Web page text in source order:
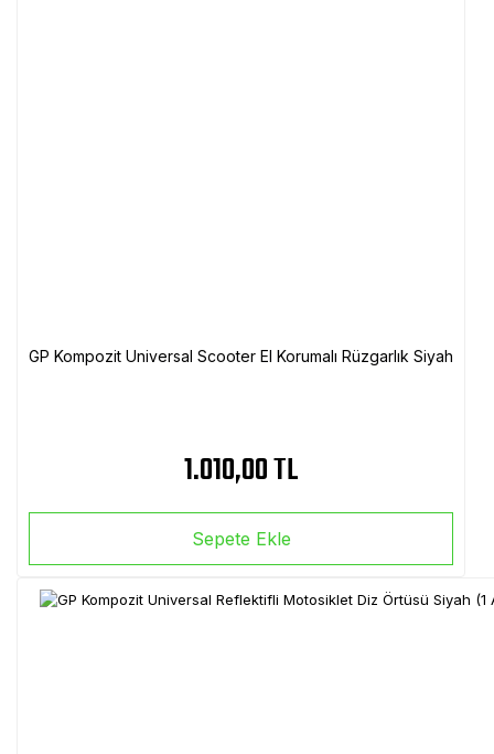
GP Kompozit Universal Scooter El Korumalı Rüzgarlık Siyah
1.010,00 TL
Sepete Ekle